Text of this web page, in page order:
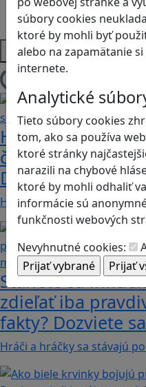
súbory cookies
ktoré by mohli byť
alebo na zapamätanie
internete.
Analytické
Tieto súbory cookies
tom, ako sa používa
ktoré stránky
narazili na chybové
ktoré by mohli odhaliť
informácie sú
funkčnosti webových
Nevyhnutné cookies:
Strategické myslenie
Zdravie a pohyb
Platformy
Heritage Quest
časov, keď
Dunaj
Heritage Quest AR je
Stanete sa
zdieľať iba
fakty? Dozviete
Hráči a hráčky sa stávajú